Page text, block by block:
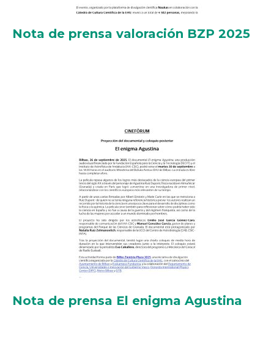
Nota de prensa valoración BZP 2025
Nota de prensa El enigma Agustina